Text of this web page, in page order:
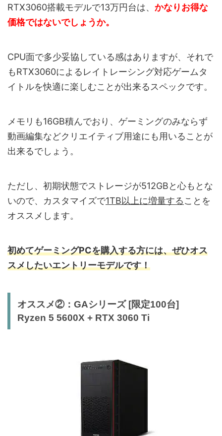
RTX3060搭載モデルで13万円台は、 かなりお得な
価格ではないでしょうか。
CPU面で多少妥協している感はありますが、それで
もRTX3060によるレイトレーシング対応ゲームタ
イトルを快適に楽しむことが出来るスペックです。
メモリも16GB積んでおり、ゲーミングのみならず
動画編集などクリエイティブ用途にも用いることが
出来るでしょう。
ただし、初期状態でストレージが512GBと心もとな
いので、カスタマイズで1TB以上に増量することを
オススメします。
初めてゲーミングPCを購入する方には、ぜひオス
スメしたいエントリーモデルです！
オススメ②：GAシリーズ [限定100台]
Ryzen 5 5600X + RTX 3060 Ti